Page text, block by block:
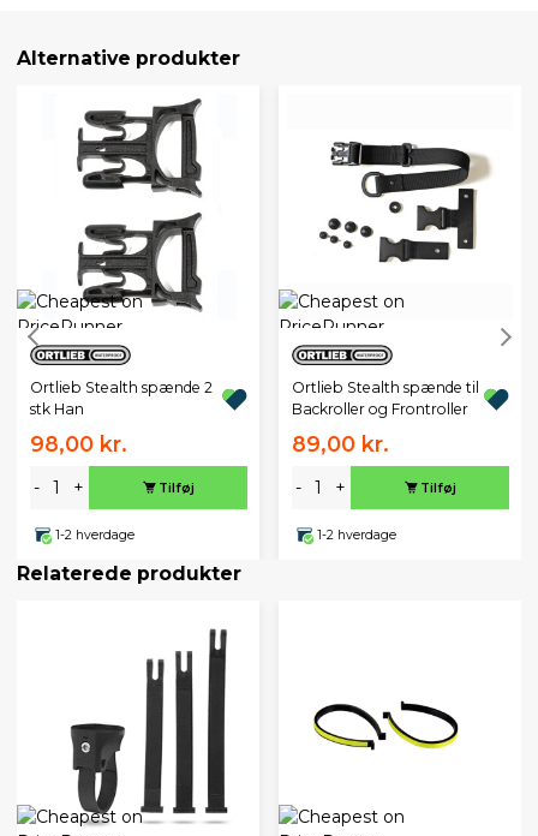
Alternative produkter
Ortlieb Stealth spænde 2
stk Han
98,00 kr.
- + Tilføj
1-2 hverdage
Ortlieb Stealth spænde til
Backroller og Frontroller
89,00 kr.
- + Tilføj
1-2 hverdage
Relaterede produkter